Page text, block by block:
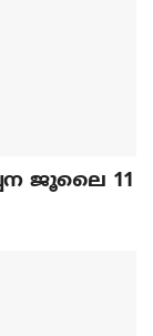
ജൂലൈ 11